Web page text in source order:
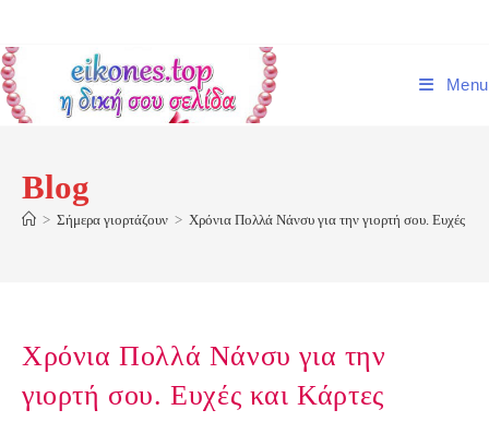
content
Menu
Blog
> Σήμερα γιορτάζουν > Χρόνια Πολλά Νάνσυ για την γιορτή σου. Ευχές
Χρόνια Πολλά Νάνσυ για την
γιορτή σου. Ευχές και Κάρτες